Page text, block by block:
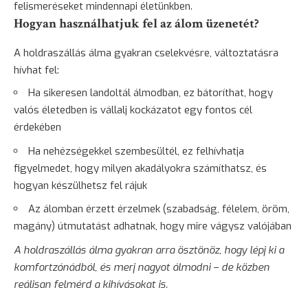
felismeréseket mindennapi életünkben.
Hogyan használhatjuk fel az álom üzenetét?
A holdraszállás álma gyakran cselekvésre, változtatásra
hívhat fel:
Ha sikeresen landoltál álmodban, ez bátoríthat, hogy
valós életedben is vállalj kockázatot egy fontos cél
érdekében
Ha nehézségekkel szembesültél, ez felhívhatja
figyelmedet, hogy milyen akadályokra számíthatsz, és
hogyan készülhetsz fel rájuk
Az álomban érzett érzelmek (szabadság, félelem, öröm,
magány) útmutatást adhatnak, hogy mire vágysz valójában
A holdraszállás álma gyakran arra ösztönöz, hogy lépj ki a
komfortzónádból, és merj nagyot álmodni – de közben
reálisan felmérd a kihívásokat is.